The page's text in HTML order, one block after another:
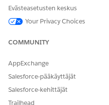
Anna palautetta,
Evästeasetusten keskus
Your Privacy Choices
COMMUNITY
AppExchange
Salesforce-pääkäyttäjät
Salesforce-kehittäjät
Trailhead